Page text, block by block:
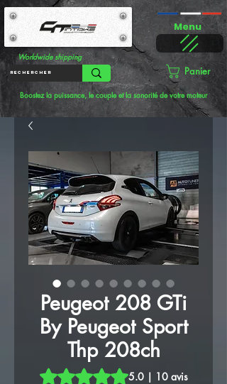
Worldwide shipping
Menu
Panier
Boostez la puissance, le couple et la sonorité de votre moteur
Peugeot 208 GTi
By Peugeot Sport
Thp 208ch
La note est de 5.0 sur cinq étoiles
5.0 | 10 avis